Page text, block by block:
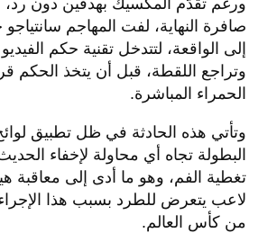
ورغم تقدّم المكسيك بهدفين دون
صافرة النهاية، لفت المهاجم سانتياجو
وتراجع اللقطة، قبل أن يتخذ الحكم
الحمراء المباشرة.
وتأتي هذه الحادثة في ظل تطبيق
البطولة تجاه أي محاولة لإخفاء
تغطية الفم، وهو ما أدى إلى معاقبة
لاعب يتعرض للطرد بسبب هذا
من كأس العالم.